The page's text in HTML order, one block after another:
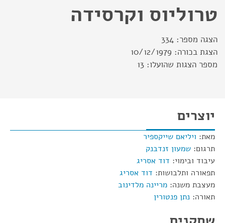
טרוליוס וקרסידה
הצגה מספר: 334
הצגת בכורה: 10/12/1979
מספר הצגות שהועלו: 13
יוצרים
מאת: ויליאם שייקספיר
תרגום: שמעון זנדבנק
עיבוד ובימוי: דוד אסריג
תפאורה ותלבושות: דוד אסריג
מעצבת משנה: מריינה מלדינוב
תאורה: נתן פנטורין